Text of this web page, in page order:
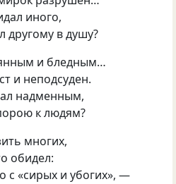
иного,
другому в душу?
и бледным…
и неподсуден.
надменным,
к людям?
многих,
обидел:
с «сирых и убогих», —